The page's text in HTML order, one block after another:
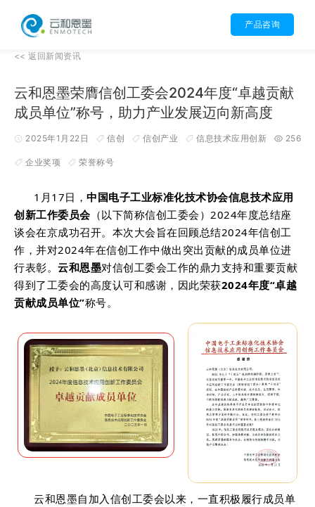
产品咨询
<< 返回新闻资讯
云和恩墨荣膺信创工委会2024年度“卓越贡献
成员单位”称号，助力产业发展迈向新高度
2025年1月22日 信创 信创产业 信息技术应用创新
企业奖项 荣誉称号
256
1月17日， 中国电子工业标准化技术协会信息技术应用
创新工作委员会（以下简称信创工委会）2024年度总结座
谈会在京成功召开。本次大会旨在回顾总结2024年信创工
作，并对2024年在信创工作中做出突出贡献的成员单位进
行表彰。 云和恩墨对信创工委会工作的鼎力支持和重要贡献
得到了工委会的高度认可和感谢，因此荣获2024年度“卓越
贡献成员单位”称号。
云和恩墨自加入信创工委会以来， 一直积极履行成员单